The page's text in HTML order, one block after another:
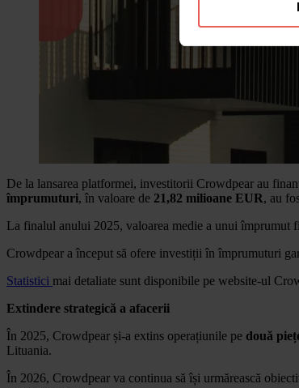
De la lansarea platformei, investitorii Crowdpear au
împrumuturi, în valoare de 21,82 milioane EUR, au
La finalul anului 2025, valoarea medie a unui împrumut
Crowdpear a început să ofere investiții în împrumuturi
Statistici mai detaliate sunt disponibile pe website-ul
Extindere strategică a afacerii
În 2025, Crowdpear și-a extins operațiunile pe două
Lituania.
În 2026, Crowdpear va continua să își urmărească